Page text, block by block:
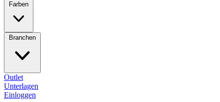
Farben
Branchen
Outlet
Unterlagen
Einloggen